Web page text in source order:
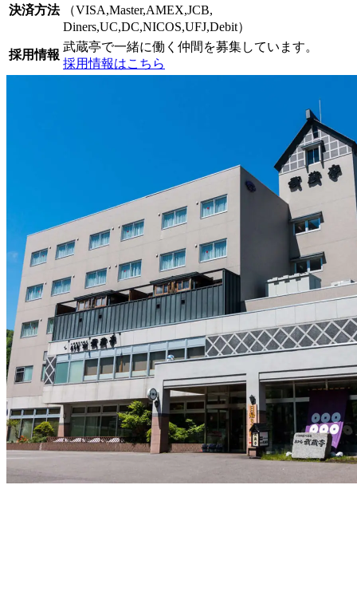
決済方法
（VISA,Master,AMEX,JCB,
Diners,UC,DC,NICOS,UFJ,Debit）
採用情報
武蔵亭で一緒に働く仲間を募集しています。
採用情報はこちら